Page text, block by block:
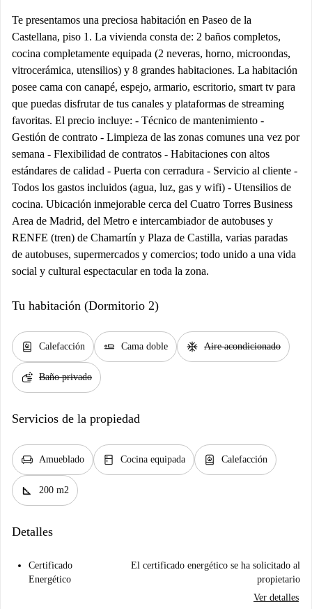
Te presentamos una preciosa habitación en Paseo de la
Castellana, piso 1. La vivienda consta de: 2 baños completos,
cocina completamente equipada (2 neveras, horno, microondas,
vitrocerámica, utensilios) y 8 grandes habitaciones. La habitación
posee cama con canapé, espejo, armario, escritorio, smart tv para
que puedas disfrutar de tus canales y plataformas de streaming
favoritas. El precio incluye: - Técnico de mantenimiento -
Gestión de contrato - Limpieza de las zonas comunes una vez por
semana - Flexibilidad de contratos - Habitaciones con altos
estándares de calidad - Puerta con cerradura - Servicio al cliente -
Todos los gastos incluidos (agua, luz, gas y wifi) - Utensilios de
cocina. Ubicación inmejorable cerca del Cuatro Torres Business
Area de Madrid, del Metro e intercambiador de autobuses y
RENFE (tren) de Chamartín y Plaza de Castilla, varias paradas
de autobuses, supermercados y comercios; todo unido a una vida
social y cultural espectacular en toda la zona.
Tu habitación (Dormitorio 2)
water_heater Calefacción airline_seat_flat Cama doble ac_unit Aire acondicionado
soap Baño privado
Servicios de la propiedad
chair Amueblado kitchen Cocina equipada water_heater Calefacción
square_foot 200 m2
Detalles
Certificado
Energético
El certificado energético se ha solicitado al
propietario
Ver detalles